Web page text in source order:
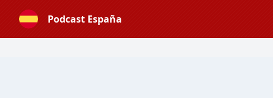
Podcast España